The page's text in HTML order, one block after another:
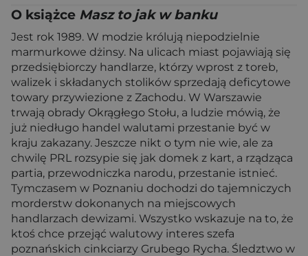
O książce Masz to jak w banku
Jest rok 1989. W modzie królują niepodzielnie
marmurkowe dżinsy. Na ulicach miast pojawiają się
przedsiębiorczy handlarze, którzy wprost z toreb,
walizek i składanych stolików sprzedają deficytowe
towary przywiezione z Zachodu. W Warszawie
trwają obrady Okrągłego Stołu, a ludzie mówią, że
już niedługo handel walutami przestanie być w
kraju zakazany. Jeszcze nikt o tym nie wie, ale za
chwilę PRL rozsypie się jak domek z kart, a rządząca
partia, przewodniczka narodu, przestanie istnieć.
Tymczasem w Poznaniu dochodzi do tajemniczych
morderstw dokonanych na miejscowych
handlarzach dewizami. Wszystko wskazuje na to, że
ktoś chce przejąć walutowy interes szefa
poznańskich cinkciarzy Grubego Rycha. Śledztwo w